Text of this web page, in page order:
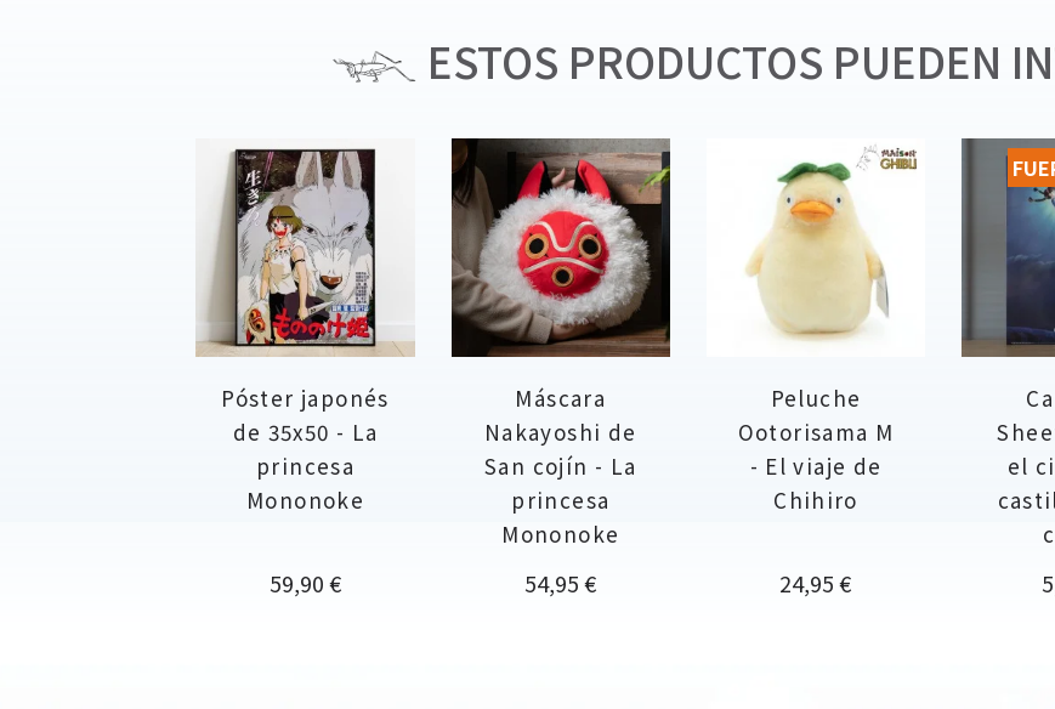
ESTOS PRODUCTOS PUEDEN
Póster japonés
de 35x50 - La
princesa
Mononoke
Precio
59,90 €
Máscara
Nakayoshi de
San cojín - La
princesa
Mononoke
Precio
54,95 €
Peluche
Ootorisama M
- El viaje de
Chihiro
Precio
24,95 €
el